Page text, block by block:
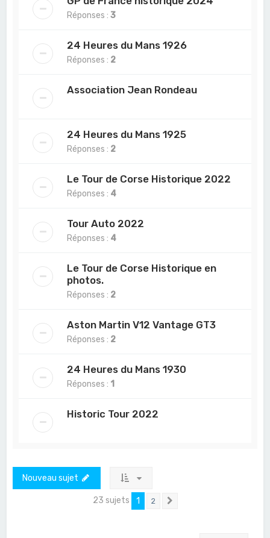
Réponses :3
24 Heures du Mans 1926
Réponses : 2
Association Jean Rondeau
24 Heures du Mans 1925
Réponses : 2
Le Tour de Corse Historique 2022
Réponses : 4
Tour Auto 2022
Réponses : 4
Le Tour de Corse Historique en
photos.
Réponses : 2
Aston Martin V12 Vantage GT3
Réponses : 2
24 Heures du Mans 1930
Réponses : 1
Historic Tour 2022
Nouveau sujet
23 sujets 1 2